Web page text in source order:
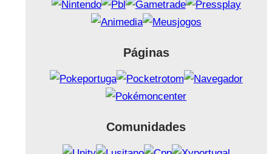
Páginas
Comunidades